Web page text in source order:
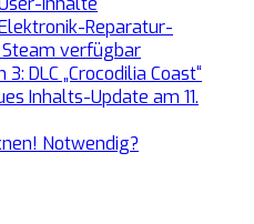
Reparatur-
verfügbar
DLC „Crocodilia Coast“
Inhalts-Update am 11.
Notwendig?